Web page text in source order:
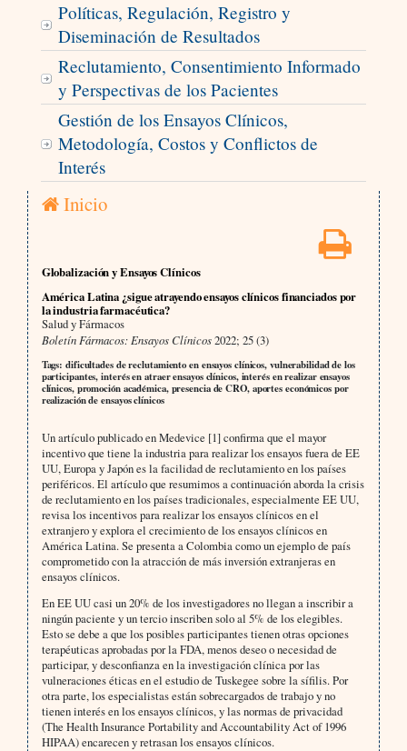
Políticas, Regulación, Registro y
Diseminación de Resultados
Reclutamiento, Consentimiento Informado
y Perspectivas de los Pacientes
Gestión de los Ensayos Clínicos,
Metodología, Costos y Conflictos de
Interés
Inicio
Globalización y Ensayos Clínicos
América Latina ¿sigue atrayendo ensayos clínicos financiados por
la industria farmacéutica?
Salud y Fármacos
Boletín Fármacos: Ensayos Clínicos2022; 25 (3)
Tags: dificultades de reclutamiento en ensayos clínicos, vulnerabilidad de los
participantes, interés en atraer ensayos clínicos, interés en realizar ensayos
clínicos, promoción académica, presencia de CRO, aportes económicos por
realización de ensayos clínicos
Un artículo publicado en Medevice [1] confirma que el mayor
incentivo que tiene la industria para realizar los ensayos fuera de EE
UU, Europa y Japón es la facilidad de reclutamiento en los países
periféricos. El artículo que resumimos a continuación aborda la crisis
de reclutamiento en los países tradicionales, especialmente EE UU,
revisa los incentivos para realizar los ensayos clínicos en el
extranjero y explora el crecimiento de los ensayos clínicos en
América Latina. Se presenta a Colombia como un ejemplo de país
comprometido con la atracción de más inversión extranjeras en
ensayos clínicos.
En EE UU casi un 20% de los investigadores no llegan a inscribir a
ningún paciente y un tercio inscriben solo al 5% de los elegibles.
Esto se debe a que los posibles participantes tienen otras opciones
terapéuticas aprobadas por la FDA, menos deseo o necesidad de
participar, y desconfianza en la investigación clínica por las
vulneraciones éticas en el estudio de Tuskegee sobre la sífilis. Por
otra parte, los especialistas están sobrecargados de trabajo y no
tienen interés en los ensayos clínicos, y las normas de privacidad
(The Health Insurance Portability and Accountability Act of 1996
HIPAA) encarecen y retrasan los ensayos clínicos.